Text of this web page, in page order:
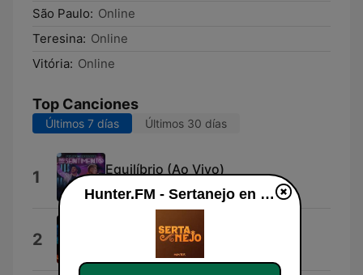
São Paulo: Online
Teresina: Online
Vitória: Online
Top Canciones
Últimos 7 días Últimos 30 días
1 Equilíbrio (Ao Vivo)
Felipe e Rodrigo
2 Castigo / Mil Anos (Ao Vivo)
Hunter.FM - Sertanejo en vivo